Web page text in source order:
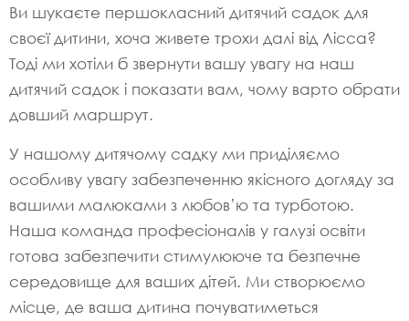
Ви шукаєте першокласний дитячий садок для
своєї дитини, хоча живете трохи далі від Лісса?
Тоді ми хотіли б звернути вашу увагу на наш
дитячий садок і показати вам, чому варто обрати
довший маршрут.
У нашому дитячому садку ми приділяємо
особливу увагу забезпеченню якісного догляду за
вашими малюками з любов’ю та турботою.
Наша команда професіоналів у галузі освіти
готова забезпечити стимулююче та безпечне
середовище для ваших дітей. Ми створюємо
місце, де ваша дитина почуватиметься